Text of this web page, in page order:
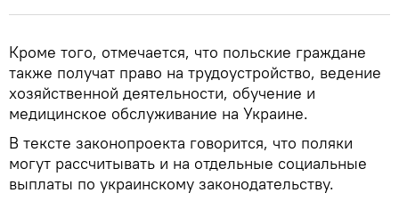
Кроме того, отмечается, что польские граждане
также получат право на трудоустройство, ведение
хозяйственной деятельности, обучение и
медицинское обслуживание на Украине.
В тексте законопроекта говорится, что поляки
могут рассчитывать и на отдельные социальные
выплаты по украинскому законодательству.